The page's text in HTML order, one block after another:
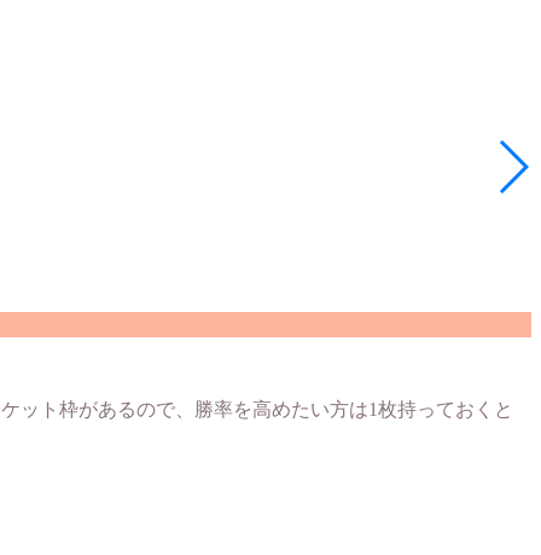
ット枠があるので、勝率を高めたい方は1枚持っておくと